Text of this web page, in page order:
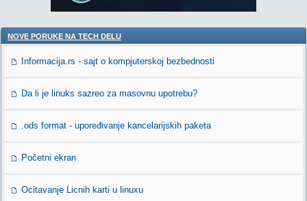
NOVE PORUKE NA TECH DELU
Informacija.rs - sajt o kompjuterskoj bezbednosti
Da li je linuks sazreo za masovnu upotrebu?
.ods format - upoređivanje kancelarijskih paketa
Početni ekran
Ocitavanje Licnih karti u linuxu